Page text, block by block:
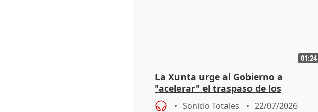
01:24
La Xunta urge al Gobierno a
"acelerar" el traspaso de los
permisos de trabajo a extranjeros
Sonido Totales 22/07/2026